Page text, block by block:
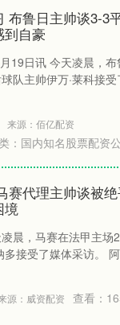
布鲁日主帅谈3-3
到自豪
19日讯 今天凌晨，
队主帅伊万·莱科接
来源：佰亿配资
： 国内知名股票配资
赛代理主帅谈被
境
晨，马赛在法甲主
多接受了媒体采访。
源：威资配资 查看：